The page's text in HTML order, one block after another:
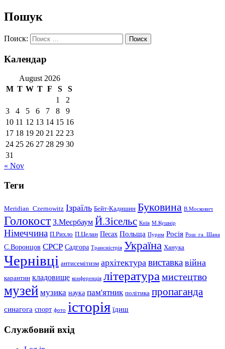
Пошук
Поиск:
Календар
August 2026
M T W T F S
S
1
2
3
4 5 6 7 8
9
10 11 12 13 14 15 16
17 18 19 20 21 22 23
24 25 26 27 28 29 30
31
« Nov
Теги
Meridian_Czernowitz Ізраїль Бейт-Кадишин Буковина В.Москович
Голокост З.Меєрбаум Й.Зісельс Київ М.Кушнір
Німеччина П.Рихло П.Целан Песах Польща Пурим Росія Рош_га_Шана
С.Воронцов СРСР Садгора Трансністрія Україна Ханука
Чернівці антисемітизм архітектура виставка війна
карантин кладовище конференція література мистецтво
музей музика наука пам'ятник політика пропаганда
синагога спорт фото історія їдиш
Службовий вхід